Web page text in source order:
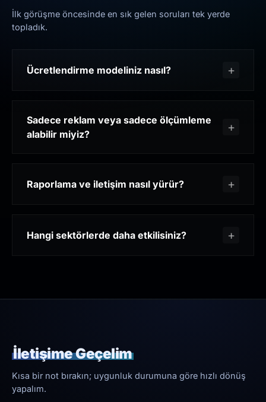
İlk görüşme öncesinde en sık gelen soruları tek yerde
topladık.
Ücretlendirme modeliniz nasıl?
Sadece reklam veya sadece ölçümleme
alabilir miyiz?
Raporlama ve iletişim nasıl yürür?
Hangi sektörlerde daha etkilisiniz?
İletişime Geçelim
Kısa bir not bırakın; uygunluk durumuna göre hızlı dönüş
yapalım.